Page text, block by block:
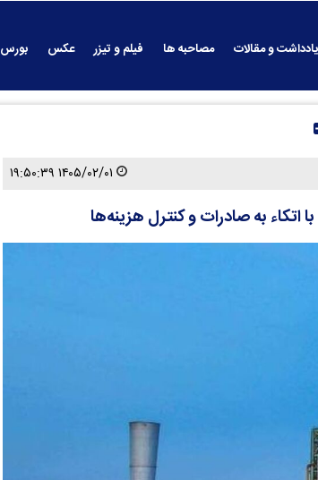
یادداشت و مقالات مصاحبه ها فیلم و تیزر عکس بورس
۱۴۰۵/۰۲/۰۱ ۱۹:۵۰:۳۹
به صادرات و کنترل هزینه‌ها